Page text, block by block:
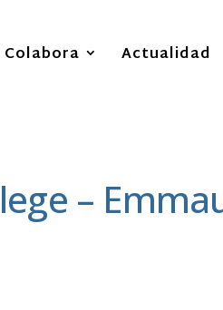
Colabora Actualidad
–